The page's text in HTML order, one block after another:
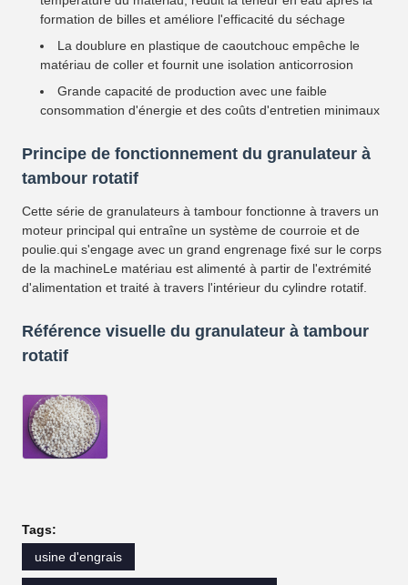
formation de billes et améliore l'efficacité du séchage
La doublure en plastique de caoutchouc empêche le
matériau de coller et fournit une isolation anticorrosion
Grande capacité de production avec une faible
consommation d'énergie et des coûts d'entretien minimaux
Principe de fonctionnement du granulateur à
tambour rotatif
Cette série de granulateurs à tambour fonctionne à travers un
moteur principal qui entraîne un système de courroie et de
poulie.qui s'engage avec un grand engrenage fixé sur le corps
de la machineLe matériau est alimenté à partir de l'extrémité
d'alimentation et traité à travers l'intérieur du cylindre rotatif.
Référence visuelle du granulateur à tambour
rotatif
Tags:
usine d'engrais